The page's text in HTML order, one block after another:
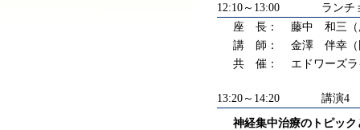
12:10～13:00
ランチ
座 長：
藤中 和三（
講 師：
金澤 伴幸（
共 催：
エドワーズ
13:20～14:20 講演4
神経集中治療のトピック